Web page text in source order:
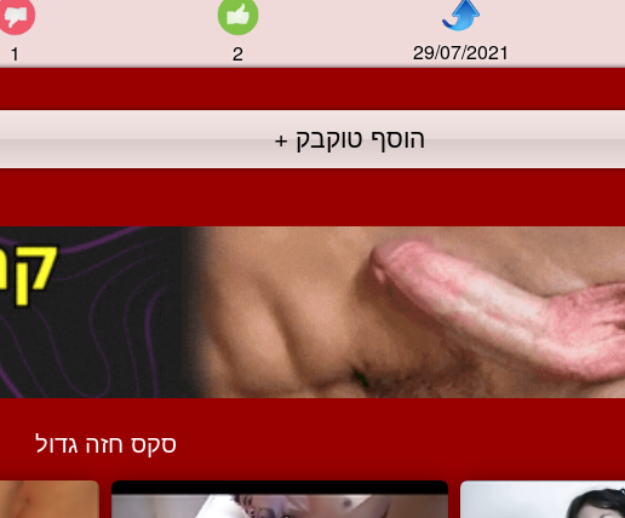
1 2 29/07/2021
הוסף טוקבק +
סקס חזה גדול